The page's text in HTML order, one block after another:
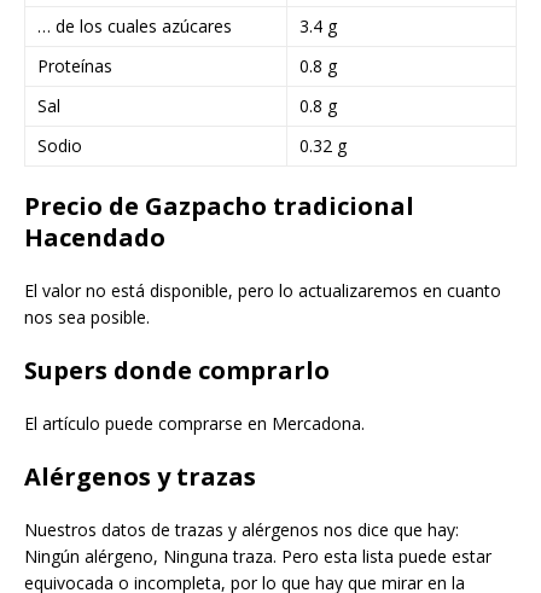
… de los cuales azúcares
3.4 g
Proteínas
0.8 g
Sal
0.8 g
Sodio
0.32 g
Precio de Gazpacho tradicional
Hacendado
El valor no está disponible, pero lo actualizaremos en cuanto
nos sea posible.
Supers donde comprarlo
El artículo puede comprarse en Mercadona.
Alérgenos y trazas
Nuestros datos de trazas y alérgenos nos dice que hay:
Ningún alérgeno, Ninguna traza. Pero esta lista puede estar
equivocada o incompleta, por lo que hay que mirar en la